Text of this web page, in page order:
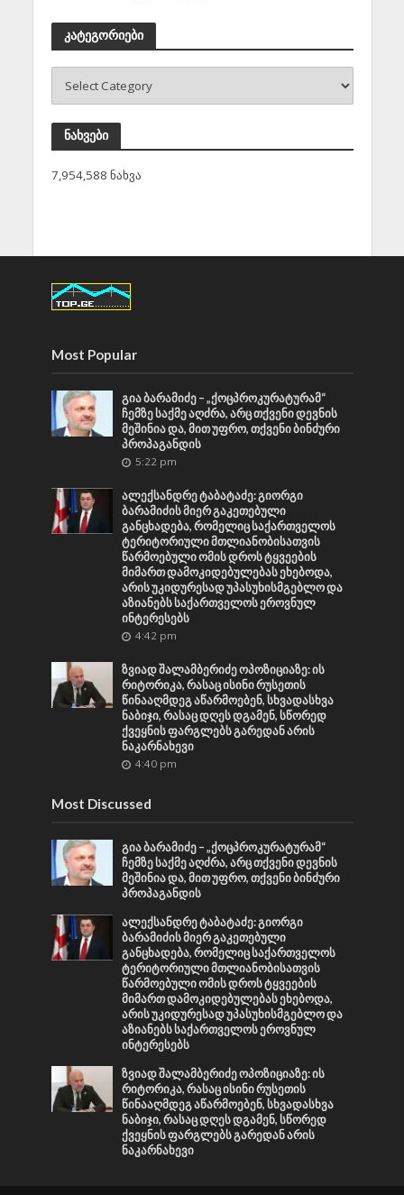
კატეგორიები
ნახვები
7,954,588 ნახვა
Most Popular
გია ბარამიძე – „ქოცპროკურატურამ“
ჩემზე საქმე აღძრა, არც თქვენი დევნის
მეშინია და, მით უფრო, თქვენი ბინძური
პროპაგანდის
5:22 pm
ალექსანდრე ტაბატაძე: გიორგი
ბარამიძის მიერ გაკეთებული
განცხადება, რომელიც საქართველოს
ტერიტორიული მთლიანობისათვის
წარმოებული ომის დროს ტყვეების
მიმართ დამოკიდებულებას ეხებოდა,
არის უკიდურესად უპასუხისმგებლო და
აზიანებს საქართველოს ეროვნულ
ინტერესებს
4:42 pm
ზვიად შალამბერიძე ოპოზიციაზე: ის
რიტორიკა, რასაც ისინი რუსეთის
წინააღმდეგ აწარმოებენ, სხვადასხვა
ნაბიჯი, რასაც დღეს დგამენ, სწორედ
ქვეყნის ფარგლებს გარედან არის
ნაკარნახევი
4:40 pm
Most Discussed
გია ბარამიძე – „ქოცპროკურატურამ“
ჩემზე საქმე აღძრა, არც თქვენი დევნის
მეშინია და, მით უფრო, თქვენი ბინძური
პროპაგანდის
ალექსანდრე ტაბატაძე: გიორგი
ბარამიძის მიერ გაკეთებული
განცხადება, რომელიც საქართველოს
ტერიტორიული მთლიანობისათვის
წარმოებული ომის დროს ტყვეების
მიმართ დამოკიდებულებას ეხებოდა,
არის უკიდურესად უპასუხისმგებლო და
აზიანებს საქართველოს ეროვნულ
ინტერესებს
ზვიად შალამბერიძე ოპოზიციაზე: ის
რიტორიკა, რასაც ისინი რუსეთის
წინააღმდეგ აწარმოებენ, სხვადასხვა
ნაბიჯი, რასაც დღეს დგამენ, სწორედ
ქვეყნის ფარგლებს გარედან არის
ნაკარნახევი